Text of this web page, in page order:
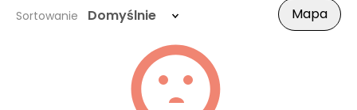
Sortowanie Domyślnie Mapa